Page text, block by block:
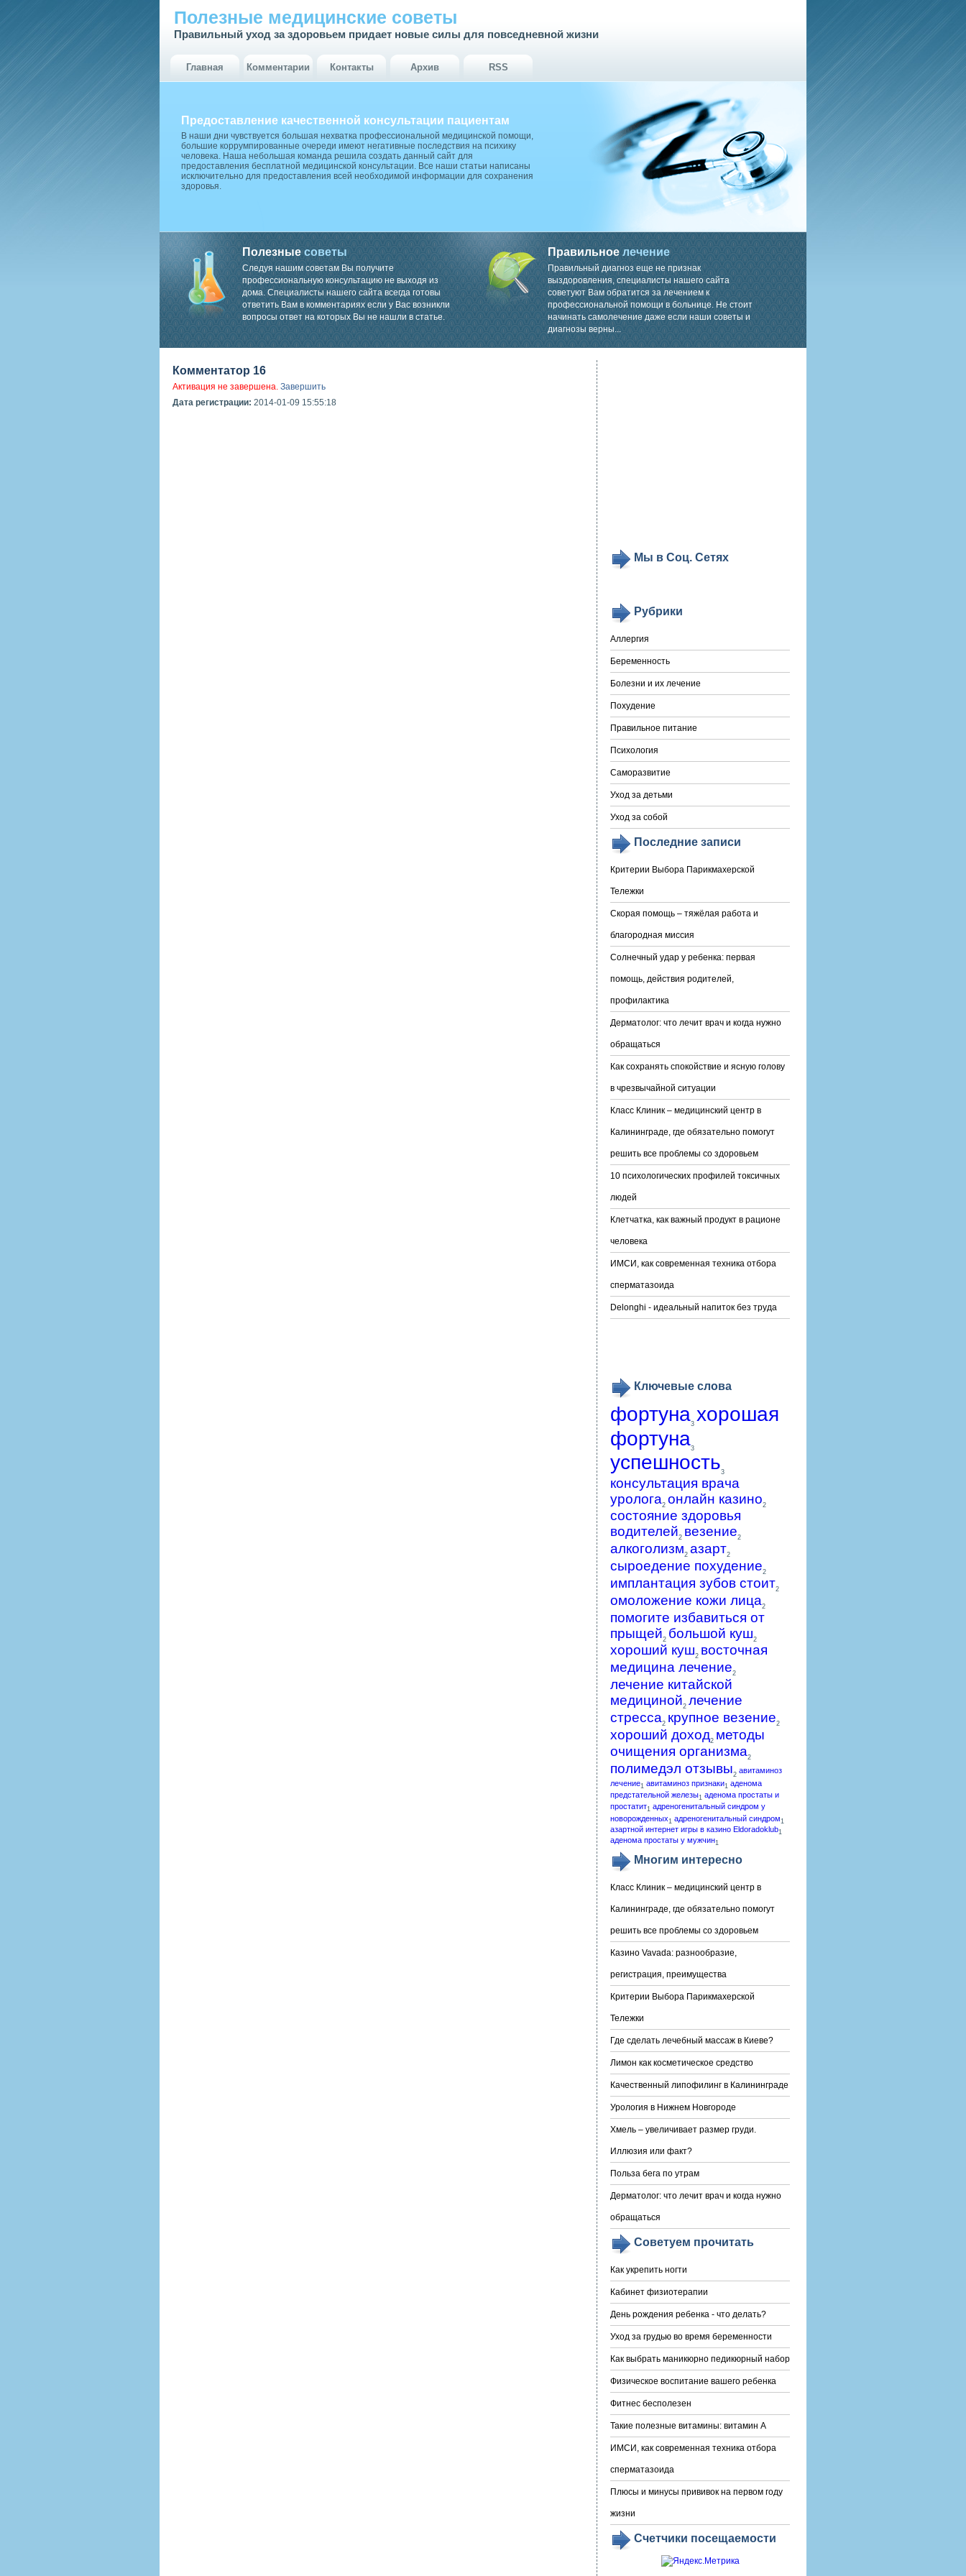
Полезные медицинские советы
Правильный уход за здоровьем придает новые силы для повседневной жизни
Главная Комментарии Контакты Архив RSS
Предоставление качественной консультации пациентам
В наши дни чувствуется большая нехватка профессиональной медицинской помощи,
большие коррумпированные очереди имеют негативные последствия на психику
человека. Наша небольшая команда решила создать данный сайт для
предоставления бесплатной медицинской консультации. Все наши статьи написаны
исключительно для предоставления всей необходимой информации для сохранения
здоровья.
Полезныесоветы
Следуя нашим советам Вы получите
профессиональную консультацию не выходя из
дома. Специалисты нашего сайта всегда готовы
ответить Вам в комментариях если у Вас возникли
вопросы ответ на которых Вы не нашли в статье.
Правильное лечение
Правильный диагноз еще не признак
выздоровления, специалисты нашего сайта
советуют Вам обратится за лечением к
профессиональной помощи в больнице. Не стоит
начинать самолечение даже если наши советы и
диагнозы верны...
Комментатор 16
Активация не завершена. Завершить
Дата регистрации: 2014-01-09 15:55:18
Мы в Соц. Сетях
Рубрики
Аллергия
Беременность
Болезни и их лечение
Похудение
Правильное питание
Психология
Саморазвитие
Уход за детьми
Уход за собой
Последние записи
Критерии Выбора Парикмахерской
Тележки
Скорая помощь – тяжёлая работа и
благородная миссия
Солнечный удар у ребенка: первая
помощь, действия родителей,
профилактика
Дерматолог: что лечит врач и когда нужно
обращаться
Как сохранять спокойствие и ясную голову
в чрезвычайной ситуации
Класс Клиник – медицинский центр в
Калининграде, где обязательно помогут
решить все проблемы со здоровьем
10 психологических профилей токсичных
людей
Клетчатка, как важный продукт в рационе
человека
ИМСИ, как современная техника отбора
сперматазоида
Delonghi - идеальный напиток без труда
Ключевые слова
фортуна3 хорошая
фортуна3
успешность3
консультация врача
уролога2 онлайн казино2
состояние здоровья
водителей2 везение2
алкоголизм2 азарт2
сыроедение похудение2
имплантация зубов стоит2
омоложение кожи лица2
помогите избавиться от
прыщей2 большой куш2
хороший куш2 восточная
медицина лечение2
лечение китайской
медициной2 лечение
стресса2 крупное везение2
хороший доход2 методы
очищения организма2
полимедэл отзывы2 авитаминоз
лечение1 авитаминоз признаки1 аденома
предстательной железы1 аденома простаты и
простатит1 адреногенитальный синдром у
новорожденных 1 адреногенитальный синдром 1
азартной интернет игры в казино Eldoradoklub1
аденома простаты у мужчин1
Многим интересно
Класс Клиник – медицинский центр в
Калининграде, где обязательно помогут
решить все проблемы со здоровьем
Казино Vavada: разнообразие,
регистрация, преимущества
Критерии Выбора Парикмахерской
Тележки
Где сделать лечебный массаж в Киеве?
Лимон как косметическое средство
Качественный липофилинг в Калининграде
Урология в Нижнем Новгороде
Хмель – увеличивает размер груди.
Иллюзия или факт?
Польза бега по утрам
Дерматолог: что лечит врач и когда нужно
обращаться
Советуем прочитать
Как укрепить ногти
Кабинет физиотерапии
День рождения ребенка - что делать?
Уход за грудью во время беременности
Как выбрать маникюрно педикюрный набор
Физическое воспитание вашего ребенка
Фитнес бесполезен
Такие полезные витамины: витамин А
ИМСИ, как современная техника отбора
сперматазоида
Плюсы и минусы прививок на первом году
жизни
Счетчики посещаемости